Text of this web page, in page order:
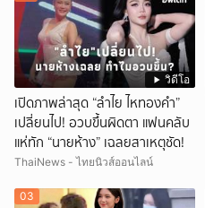
วิดีโอ
เปิดภาพล่าสุด “ลำไย ไหทองคำ”
เปลี่ยนไป! อวบขึ้นผิดตา แฟนคลับ
แห่ทัก “นายห้าง” เฉลยสาเหตุชัด!
ThaiNews - ไทยนิวส์ออนไลน์
03